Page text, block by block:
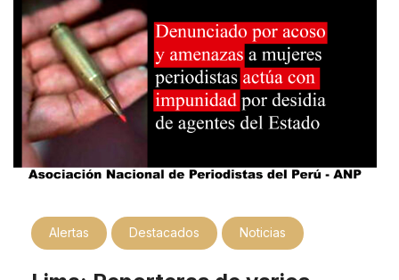
Alertas Destacados Noticias